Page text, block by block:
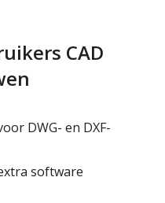
CAD
DWG- en DXF-
software